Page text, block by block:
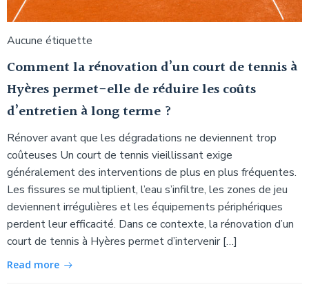
Aucune étiquette
Comment la rénovation d’un court de tennis à
Hyères permet-elle de réduire les coûts
d’entretien à long terme ?
Rénover avant que les dégradations ne deviennent trop
coûteuses Un court de tennis vieillissant exige
généralement des interventions de plus en plus fréquentes.
Les fissures se multiplient, l’eau s’infiltre, les zones de jeu
deviennent irrégulières et les équipements périphériques
perdent leur efficacité. Dans ce contexte, la rénovation d’un
court de tennis à Hyères permet d’intervenir […]
Read more